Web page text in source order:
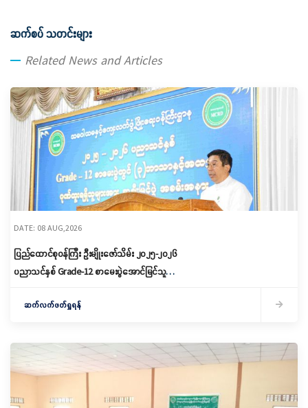
ဆက်စပ် သတင်းများ
Related News and Articles
DATE: 08 AUG,2026
ပြည်ထောင်စုဝန်ကြီး ဦးမျိုးဇော်သိမ်း ၂၀၂၅-၂၀၂၆
ပညာသင်နှစ် Grade-12 စာမေးပွဲအောင်မြင်သူများ
ဆက်လက်ဖတ်ရှုရန်